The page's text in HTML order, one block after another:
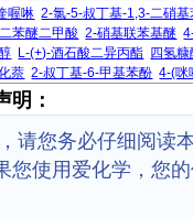
喔啉 2-氯-5-叔丁基-1,3-二硝
苯醚二甲酸 2-硝基联苯基醚
L-(+)-酒石酸二异丙酯 四氢
萘 2-叔丁基-6-甲基苯酚 4-(咪
：
请您务必仔细阅读
您使用爱化学，您